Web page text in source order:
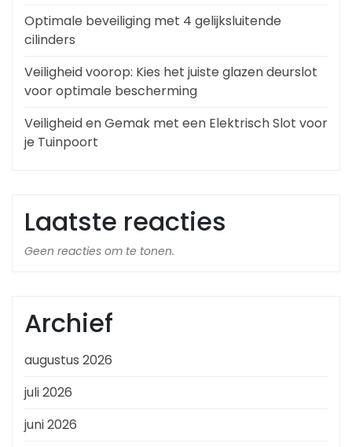
Optimale beveiliging met 4 gelijksluitende
cilinders
Veiligheid voorop: Kies het juiste glazen deurslot
voor optimale bescherming
Veiligheid en Gemak met een Elektrisch Slot voor
je Tuinpoort
Laatste reacties
Geen reacties om te tonen.
Archief
augustus 2026
juli 2026
juni 2026